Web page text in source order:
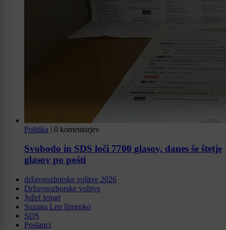
Politika | 0 komentarjev
Svobodo in SDS loči 7700 glasov, danes še štetje
glasov po pošti
državnozborske volitve 2026
Državnozborske volitve
Jožef lenart
Suzana Lep šimenko
SDS
Poslanci